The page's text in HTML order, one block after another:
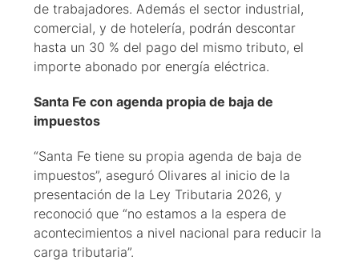
de trabajadores. Además el sector industrial,
comercial, y de hotelería, podrán descontar
hasta un 30 % del pago del mismo tributo, el
importe abonado por energía eléctrica.
Santa Fe con agenda propia de baja de
impuestos
“Santa Fe tiene su propia agenda de baja de
impuestos”, aseguró Olivares al inicio de la
presentación de la Ley Tributaria 2026, y
reconoció que “no estamos a la espera de
acontecimientos a nivel nacional para reducir la
carga tributaria”.